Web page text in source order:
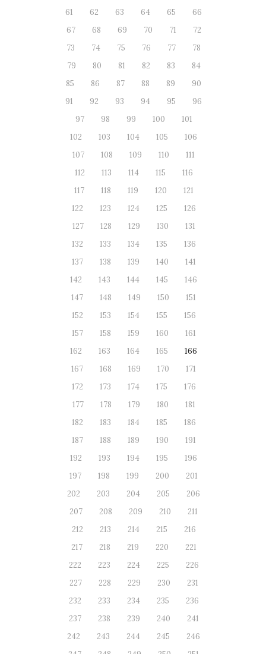
61
62 63 64 65
66
67
68 69 70 71
72
73
74 75 76 77
78
79
80 81 82 83
84
85
86 87 88 89
90
91
92 93 94 95
96
97
98 99 100
101
102
103 104 105
106
107
108 109 110
111
112
113 114 115
116
117
118 119 120
121
122
123 124 125
126
127
128 129 130
131
132
133 134 135
136
137
138 139 140
141
142
143 144 145
146
147
148 149 150
151
152
153 154 155
156
157
158 159 160
161
162
163 164 165
166
167
168 169 170
171
172
173 174 175
176
177
178 179 180
181
182
183 184 185
186
187
188 189 190
191
192
193 194 195
196
197
198 199 200
201
202
203 204 205
206
207
208 209 210
211
212
213 214 215
216
217
218 219 220
221
222
223 224 225
226
227
228 229 230
231
232
233 234 235
236
237
238 239 240
241
242
243 244 245
246